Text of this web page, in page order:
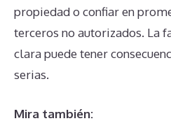
propiedad o confiar en
terceros no autorizados. La
clara puede tener
serias.
Mira también: